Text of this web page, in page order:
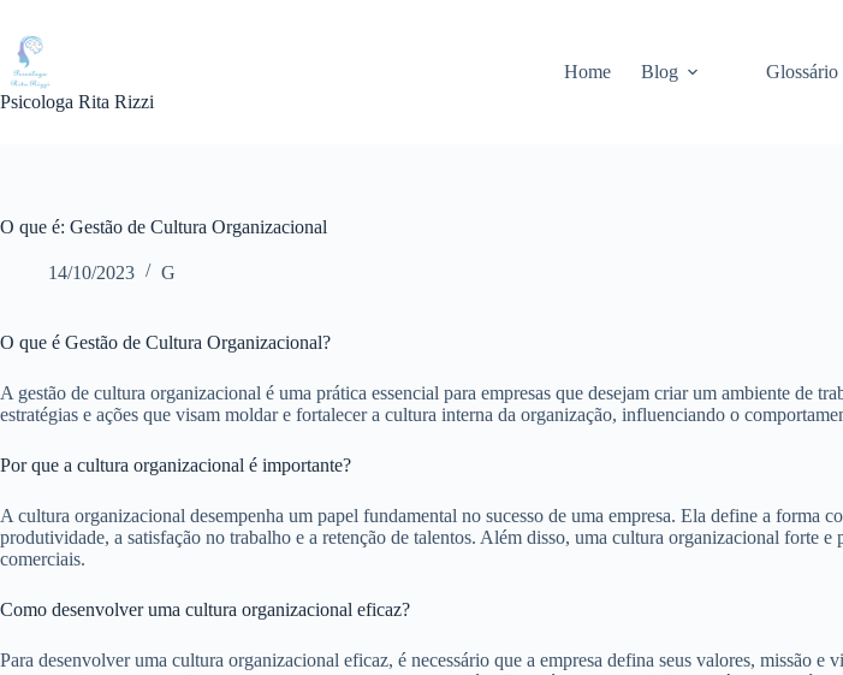
para
conteúdo
Psicologa Rita Rizzi
Home Blog Glossário
O que é: Gestão de Cultura Organizacional
14/10/2023 G
O que é Gestão de Cultura Organizacional?
A gestão de cultura organizacional é uma prática essencial para empresas que desejam criar um ambiente de
estratégias e ações que visam moldar e fortalecer a cultura interna da organização, influenciando o
Por que a cultura organizacional é importante?
A cultura organizacional desempenha um papel fundamental no sucesso de uma empresa. Ela define a forma
produtividade, a satisfação no trabalho e a retenção de talentos. Além disso, uma cultura organizacional forte
comerciais.
Como desenvolver uma cultura organizacional eficaz?
Para desenvolver uma cultura organizacional eficaz, é necessário que a empresa defina seus valores, missão